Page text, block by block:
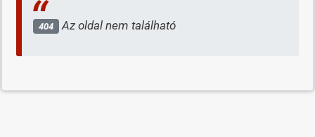
404 Az oldal nem található